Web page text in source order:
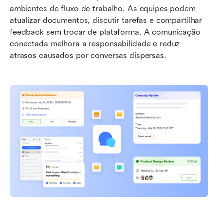
ambientes de fluxo de trabalho. As equipes podem
atualizar documentos, discutir tarefas e compartilhar
feedback sem trocar de plataforma. A comunicação
conectada melhora a responsabilidade e reduz
atrasos causados por conversas dispersas.